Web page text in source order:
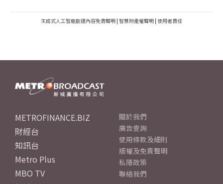
生成式人工智能創建內容免責聲明 | 智慧財產權聲明 | 使用者責任
METROFINANCE.BIZ
財經台
知訊台
Metro Plus
MBO TV
關於我們
廣告查詢
使用條款及細則
版權及免責聲明
私隱政策
聯絡我們